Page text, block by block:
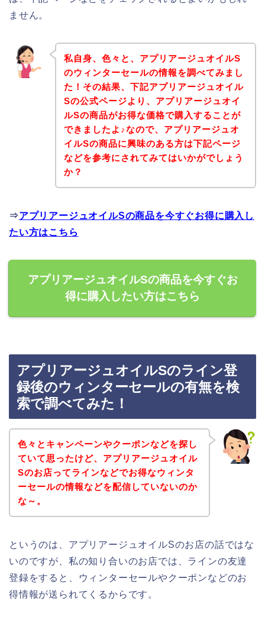
ません。
私自身、色々と、アプリアージュオイルS
のウィンターセールの情報を調べてみまし
た！その結果、下記アプリアージュオイル
Sの公式ページより、アプリアージュオイ
ルSの商品がお得な価格で購入することが
できましたよ♪なので、アプリアージュオ
イルSの商品に興味のある方は下記ページ
などを参考にされてみてはいかがでしょう
か？
⇒アプリアージュオイルSの商品を今すぐお得に購入し
たい方はこちら
アプリアージュオイルSの商品を今すぐお
得に購入したい方はこちら
アプリアージュオイルSのライン登
録後のウィンターセールの有無を検
索で調べてみた！
色々とキャンペーンやクーポンなどを探し
ていて思ったけど、アプリアージュオイル
Sのお店ってラインなどでお得なウィンタ
ーセールの情報などを配信していないのか
な～。
というのは、アプリアージュオイルSのお店の話ではな
いのですが、私の知り合いのお店では、ラインの友達
登録をすると、ウィンターセールやクーポンなどのお
得情報が送られてくるからです。